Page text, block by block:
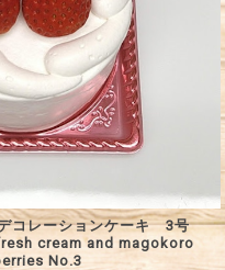
コレーションケーキ 3号
cream and magokoro
No.3